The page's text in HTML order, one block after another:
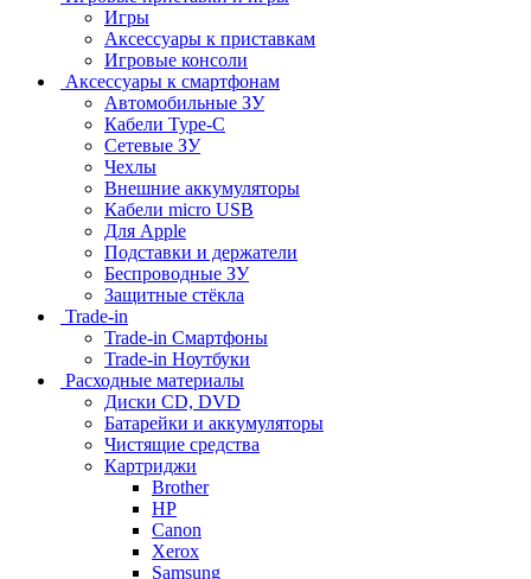
Игры
Аксессуары к приставкам
Игровые консоли
Аксессуары к смартфонам
Автомобильные ЗУ
Кабели Type-C
Сетевые ЗУ
Чехлы
Внешние аккумуляторы
Кабели micro USB
Для Apple
Подставки и держатели
Беспроводные ЗУ
Защитные стёкла
Trade-in
Trade-in Смартфоны
Trade-in Ноутбуки
Расходные материалы
Диски CD, DVD
Батарейки и аккумуляторы
Чистящие средства
Картриджи
Brother
HP
Canon
Xerox
Samsung